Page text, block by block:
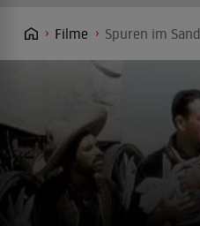
Filme Spuren im Sand